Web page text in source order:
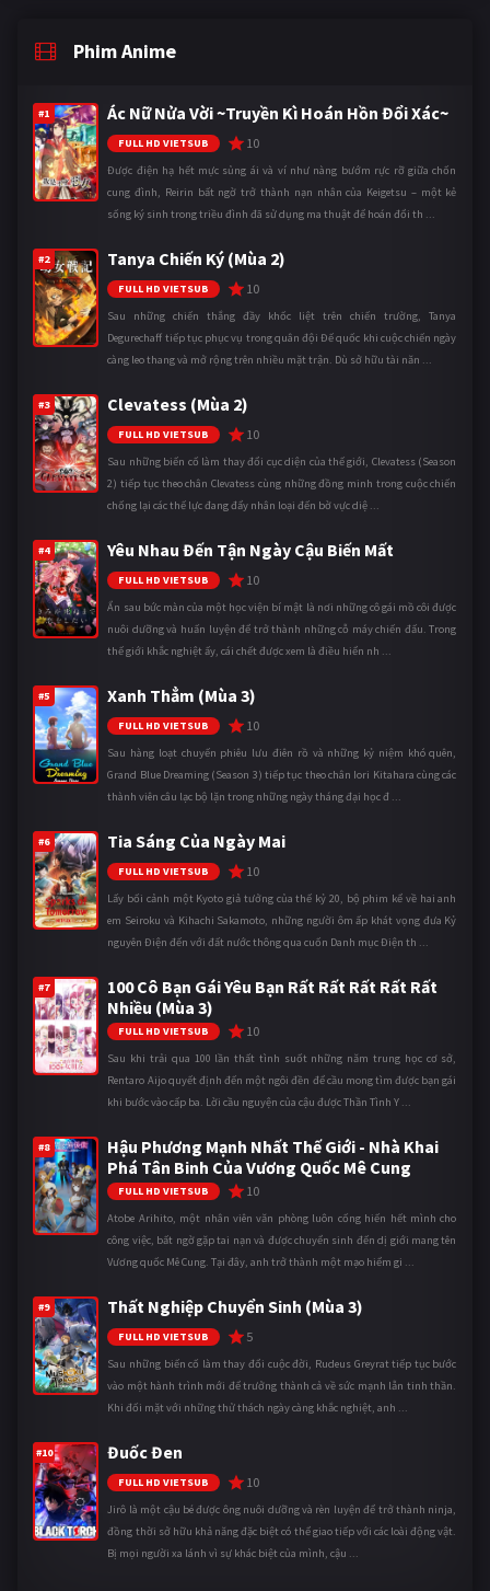
Phim Anime
#1 Ác Nữ Nửa Vời ~Truyền Kì Hoán Hồn Đổi Xác~
FULL HD VIETSUB 10
Được điện hạ hết mực sủng ái và ví như nàng bướm rực rỡ giữa chốn
cung đình, Reirin bất ngờ trở thành nạn nhân của Keigetsu – một kẻ
sống ký sinh trong triều đình đã sử dụng ma thuật để hoán đổi th ...
#2 Tanya Chiến Ký (Mùa 2)
FULL HD VIETSUB 10
Sau những chiến thắng đầy khốc liệt trên chiến trường, Tanya
Degurechaff tiếp tục phục vụ trong quân đội Đế quốc khi cuộc chiến ngày
càng leo thang và mở rộng trên nhiều mặt trận. Dù sở hữu tài năn ...
#3 Clevatess (Mùa 2)
FULL HD VIETSUB 10
Sau những biến cố làm thay đổi cục diện của thế giới, Clevatess (Season
2) tiếp tục theo chân Clevatess cùng những đồng minh trong cuộc chiến
chống lại các thế lực đang đẩy nhân loại đến bờ vực diệ ...
#4 Yêu Nhau Đến Tận Ngày Cậu Biến Mất
FULL HD VIETSUB 10
Ẩn sau bức màn của một học viện bí mật là nơi những cô gái mồ côi được
nuôi dưỡng và huấn luyện để trở thành những cỗ máy chiến đấu. Trong
thế giới khắc nghiệt ấy, cái chết được xem là điều hiển nh ...
#5 Xanh Thẳm (Mùa 3)
FULL HD VIETSUB 10
Sau hàng loạt chuyến phiêu lưu điên rồ và những kỷ niệm khó quên,
Grand Blue Dreaming (Season 3) tiếp tục theo chân Iori Kitahara cùng các
thành viên câu lạc bộ lặn trong những ngày tháng đại học đ ...
#6 Tia Sáng Của Ngày Mai
FULL HD VIETSUB 10
Lấy bối cảnh một Kyoto giả tưởng của thế kỷ 20, bộ phim kể về hai anh
em Seiroku và Kihachi Sakamoto, những người ôm ấp khát vọng đưa Kỷ
nguyên Điện đến với đất nước thông qua cuốn Danh mục Điện th ...
#7
100 Cô Bạn Gái Yêu Bạn Rất Rất Rất Rất Rất
Nhiều (Mùa 3)
FULL HD VIETSUB 10
Sau khi trải qua 100 lần thất tình suốt những năm trung học cơ sở,
Rentaro Aijo quyết định đến một ngôi đền để cầu mong tìm được bạn gái
khi bước vào cấp ba. Lời cầu nguyện của cậu được Thần Tình Y ...
#8
Hậu Phương Mạnh Nhất Thế Giới - Nhà Khai
Phá Tân Binh Của Vương Quốc Mê Cung
FULL HD VIETSUB 10
Atobe Arihito, một nhân viên văn phòng luôn cống hiến hết mình cho
công việc, bất ngờ gặp tai nạn và được chuyển sinh đến dị giới mang tên
Vương quốc Mê Cung. Tại đây, anh trở thành một mạo hiểm gi ...
#9 Thất Nghiệp Chuyển Sinh (Mùa 3)
FULL HD VIETSUB 5
Sau những biến cố làm thay đổi cuộc đời, Rudeus Greyrat tiếp tục bước
vào một hành trình mới để trưởng thành cả về sức mạnh lẫn tinh thần.
Khi đối mặt với những thử thách ngày càng khắc nghiệt, anh ...
#10 Đuốc Đen
FULL HD VIETSUB 10
Jirô là một cậu bé được ông nuôi dưỡng và rèn luyện để trở thành ninja,
đồng thời sở hữu khả năng đặc biệt có thể giao tiếp với các loài động vật.
Bị mọi người xa lánh vì sự khác biệt của mình, cậu ...